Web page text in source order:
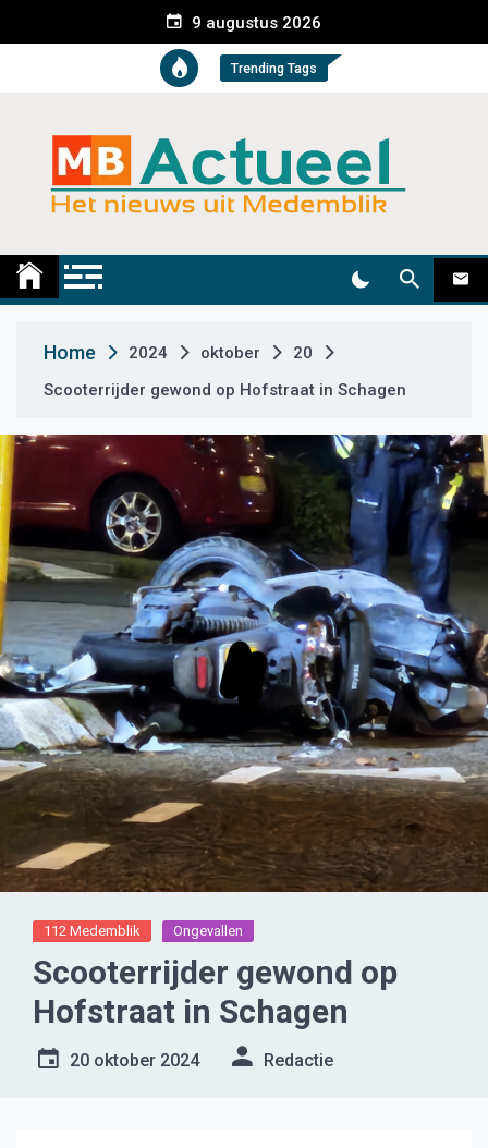
e
t
9 augustus 2026
Trending Tags
Medemblik Actueel
Home 2024 oktober
20
Scooterrijder gewond op Hofstraat in Schagen
112 Medemblik Ongevallen
Scooterrijder gewond op
Hofstraat in Schagen
20 oktober 2024 Redactie